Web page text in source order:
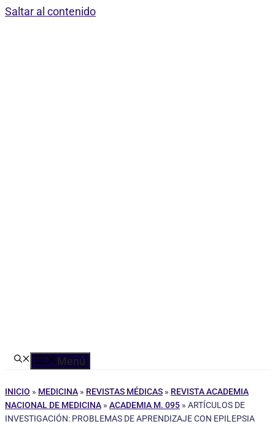
Saltar al contenido
Menú
INICIO » MEDICINA » REVISTAS MÉDICAS » REVISTA ACADEMIA
NACIONAL DE MEDICINA » ACADEMIA M. 095 » ARTÍCULOS DE
INVESTIGACIÓN: PROBLEMAS DE APRENDIZAJE CON EPILEPSIA